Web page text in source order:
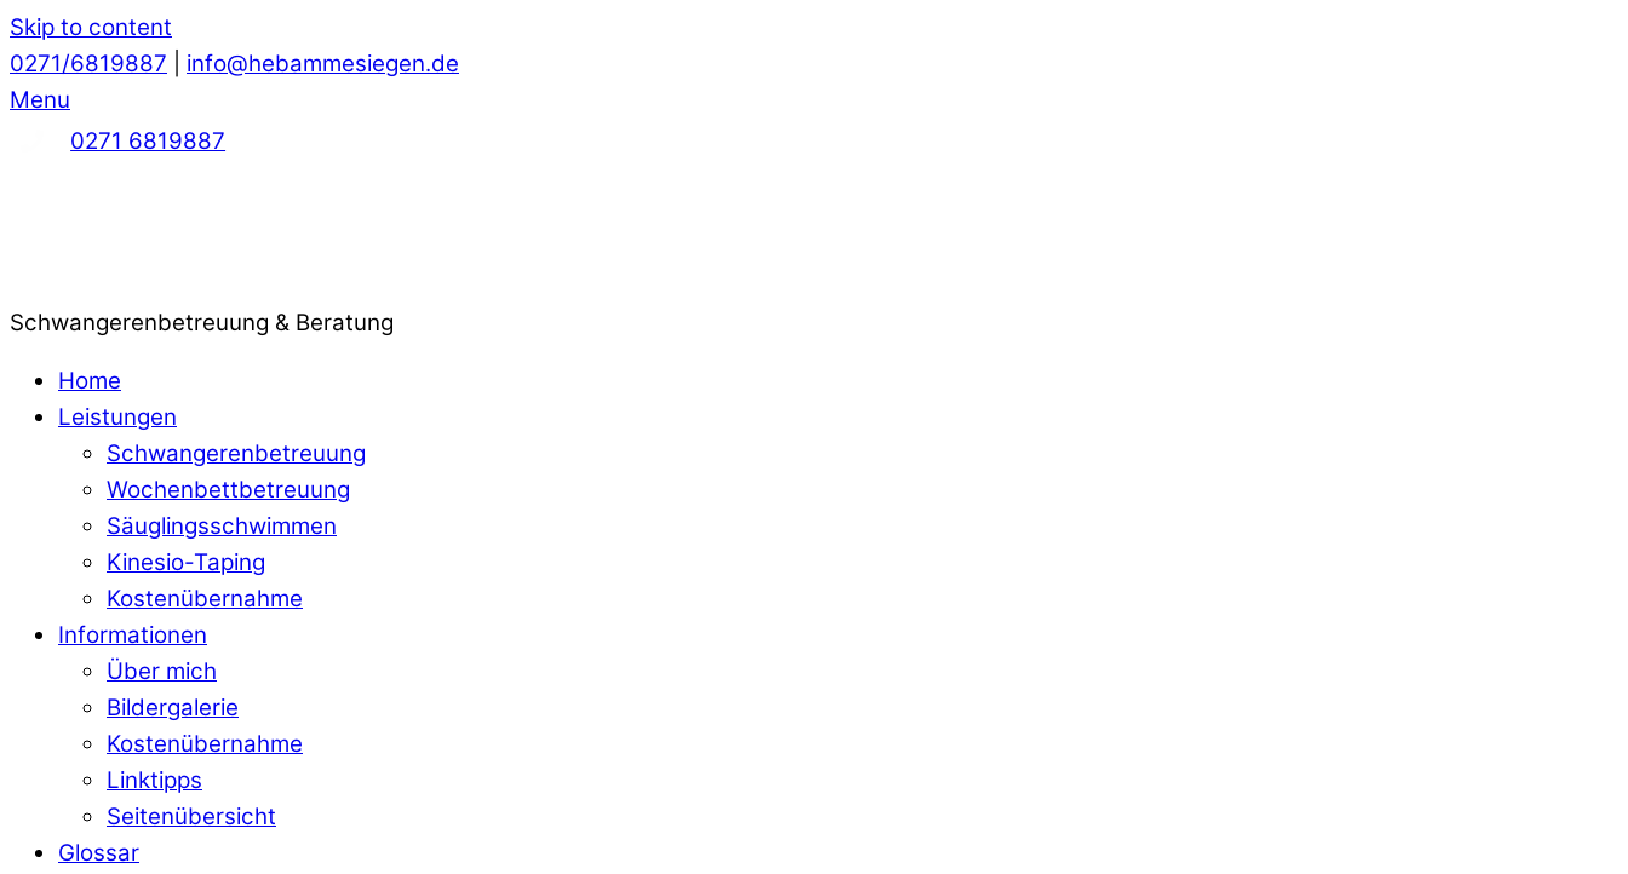
Skip to content
0271/6819887
info@hebammesiegen.de
Menu
0271 6819887
Schwangerenbetreuung & Beratung
Home
Leistungen
Schwangerenbetreuung
Wochenbettbetreuung
Säuglingsschwimmen
Kinesio-Taping
Kostenübernahme
Informationen
Über mich
Bildergalerie
Kostenübernahme
Linktipps
Seitenübersicht
Glossar